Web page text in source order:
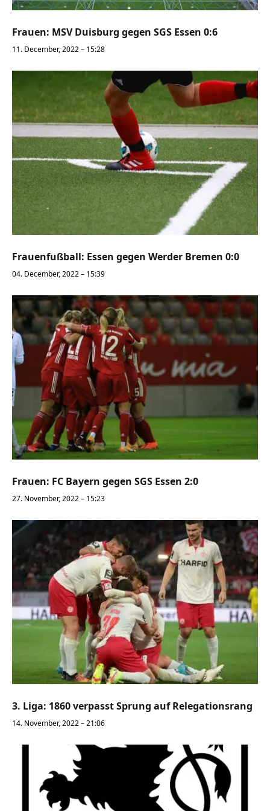
Frauen: MSV Duisburg gegen SGS Essen 0:6
11. December, 2022 – 15:28
Frauenfußball: Essen gegen Werder Bremen 0:0
04. December, 2022 – 15:39
Frauen: FC Bayern gegen SGS Essen 2:0
27. November, 2022 – 15:23
3. Liga: 1860 verpasst Sprung auf Relegationsrang
14. November, 2022 – 21:06